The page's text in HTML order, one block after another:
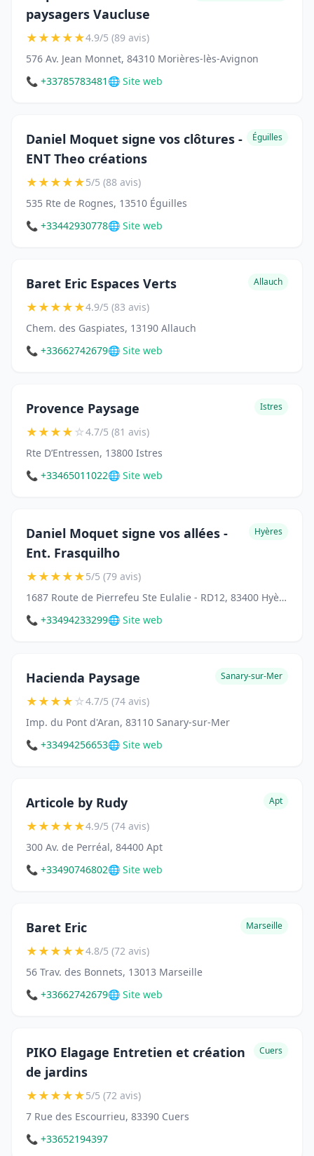
paysagers Vaucluse
★★★★★4.9/5 (89 avis)
576 Av. Jean Monnet, 84310 Morières-lès-Avignon
📞 +33785783481 🌐 Site web
Daniel Moquet signe vos clôtures -
ENT Theo créations
Éguilles
★★★★★5/5 (88 avis)
535 Rte de Rognes, 13510 Éguilles
📞 +33442930778🌐 Site web
Baret Eric Espaces Verts Allauch
★★★★★4.9/5 (83 avis)
Chem. des Gaspiates, 13190 Allauch
📞 +33662742679🌐 Site web
Provence Paysage Istres
★★★★☆4.7/5 (81 avis)
Rte D’Entressen, 13800 Istres
📞 +33465011022🌐 Site web
Daniel Moquet signe vos allées -
Ent. Frasquilho
Hyères
★★★★★5/5 (79 avis)
1687 Route de Pierrefeu Ste Eulalie - RD12, 83400 Hyères
📞 +33494233299🌐 Site web
Hacienda Paysage Sanary-sur-Mer
★★★★☆4.7/5 (74 avis)
Imp. du Pont d'Aran, 83110 Sanary-sur-Mer
📞 +33494256653🌐 Site web
Articole by Rudy Apt
★★★★★4.9/5 (74 avis)
300 Av. de Perréal, 84400 Apt
📞 +33490746802🌐 Site web
Baret Eric Marseille
★★★★★4.8/5 (72 avis)
56 Trav. des Bonnets, 13013 Marseille
📞 +33662742679🌐 Site web
PIKO Elagage Entretien et création
de jardins
Cuers
★★★★★5/5 (72 avis)
7 Rue des Escourrieu, 83390 Cuers
📞 +33652194397